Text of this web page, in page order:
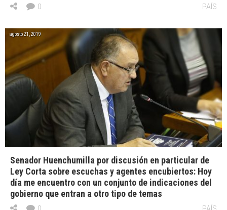
PAÍS
0
agosto 21, 2019
Senador Huenchumilla por discusión en particular de
Ley Corta sobre escuchas y agentes encubiertos: Hoy
día me encuentro con un conjunto de indicaciones del
gobierno que entran a otro tipo de temas